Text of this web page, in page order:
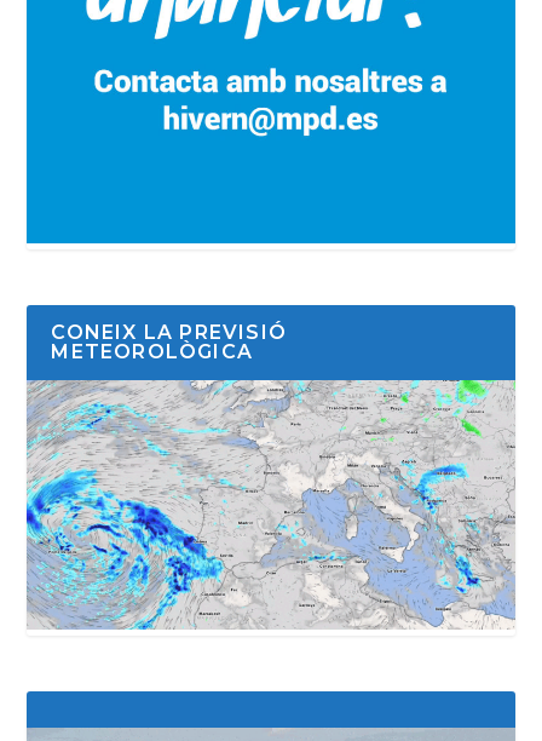
CONEIX LA PREVISIÓ
METEOROLÒGICA